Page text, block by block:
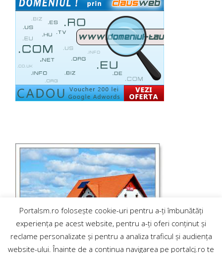
Portalsm.ro folosește cookie-uri pentru a-ți îmbunătăți
experiența pe acest website, pentru a-ți oferi conținut și
reclame personalizate și pentru a analiza traficul și audiența
website-ului. Înainte de a continua navigarea pe portalcj.ro te